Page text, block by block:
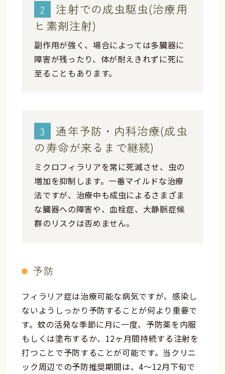
2
注射での成虫駆虫(治療用
ヒ素剤注射)
副作用が強く、場合によっては多臓器に
障害が残ったり、体が耐えきれずに死に
至ることもあります。
3
通年予防・内科治療(成虫
の寿命が来るまで継続)
ミクロフィラリアを常に死滅させ、虫の
増加を抑制します。一番マイルドな治療
法ですが、治療中も成虫によるさまざま
な臓器への障害や、血栓症、大静脈症候
群のリスクは否めません。
予防
フィラリア症は治療可能な病気ですが、感染し
ないようしっかり予防することが何より重要で
す。蚊の活発な季節に月に一度、予防薬を内服
もしくは塗布するか、12ヶ月間持続する注射を
打つことで予防することが可能です。当クリニ
ック周辺での予防推奨期間は、4～12月下旬で